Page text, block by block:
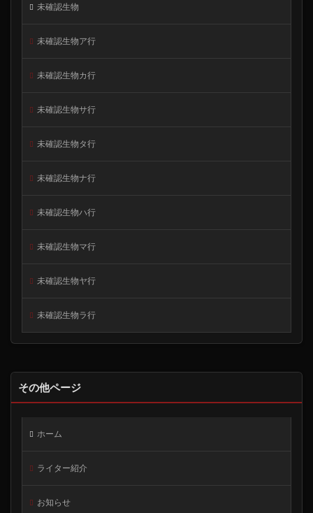
未確認生物
未確認生物ア行
未確認生物カ行
未確認生物サ行
未確認生物タ行
未確認生物ナ行
未確認生物ハ行
未確認生物マ行
未確認生物ヤ行
未確認生物ラ行
その他ページ
ホーム
ライター紹介
お知らせ